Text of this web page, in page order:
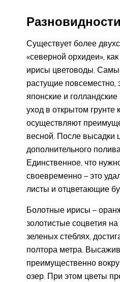
Существует более
«северной орхидеи»,
ирисы цветоводы.
растущие повсеместно,
японские и
уход в открытом грунте
осуществляют
весной. После высадки
дополнительного
Единственное, что
своевременно – это
листы и отцветающие
Болотные ирисы –
золотистые соцветия
зеленых стеблях,
полтора метра.
преимущественно
озер. При этом цветы